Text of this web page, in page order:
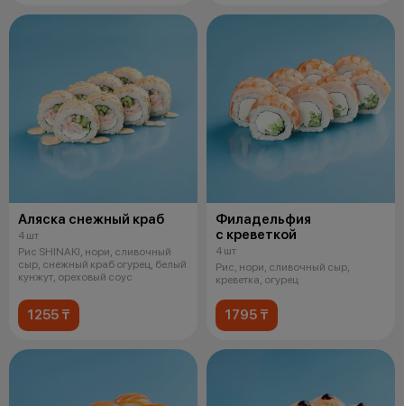
Аляска снежный краб
4 шт
Рис SHINAKI, нори, сливочный
сыр, снежный краб огурец, белый
кунжут, ореховый соус
1255 ₸
Филадельфия
с креветкой
4 шт
Рис, нори, сливочный сыр,
креветка, огурец
1795 ₸